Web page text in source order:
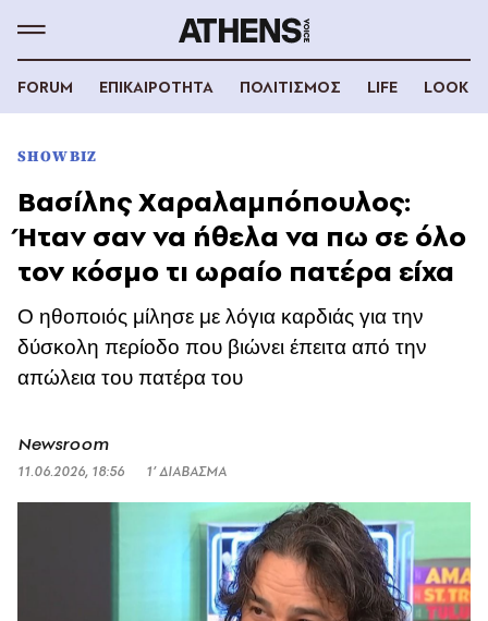
FORUM ΕΠΙΚΑΙΡΟΤΗΤΑ ΠΟΛΙΤΙΣΜΟΣ LIFE LOOK
SHOWBIZ
Βασίλης Χαραλαμπόπουλος:
Ήταν σαν να ήθελα να πω σε όλο
τον κόσμο τι ωραίο πατέρα είχα
Ο ηθοποιός μίλησε με λόγια καρδιάς για την
δύσκολη περίοδο που βιώνει έπειτα από την
απώλεια του πατέρα του
Newsroom
11.06.2026, 18:56 1’ ΔΙΑΒΑΣΜΑ